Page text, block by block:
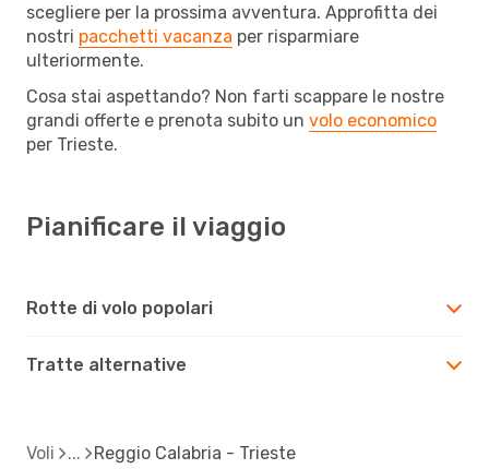
scegliere per la prossima avventura. Approfitta dei
nostri pacchetti vacanza per risparmiare
ulteriormente.
Cosa stai aspettando? Non farti scappare le nostre
grandi offerte e prenota subito un volo economico
per Trieste.
Pianificare il viaggio
Rotte di volo popolari
Tratte alternative
Voli Reggio Calabria - Trieste